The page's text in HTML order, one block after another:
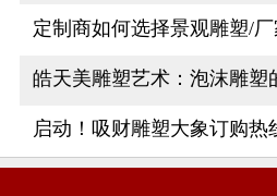
定制商如何选择景观雕塑/厂
皓天美雕塑艺术：泡沫雕塑
启动！吸财雕塑大象订购热